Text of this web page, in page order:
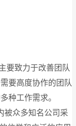
要致力于改善团队
要高度协作的团队
种工作需求。
被众多知名公司采